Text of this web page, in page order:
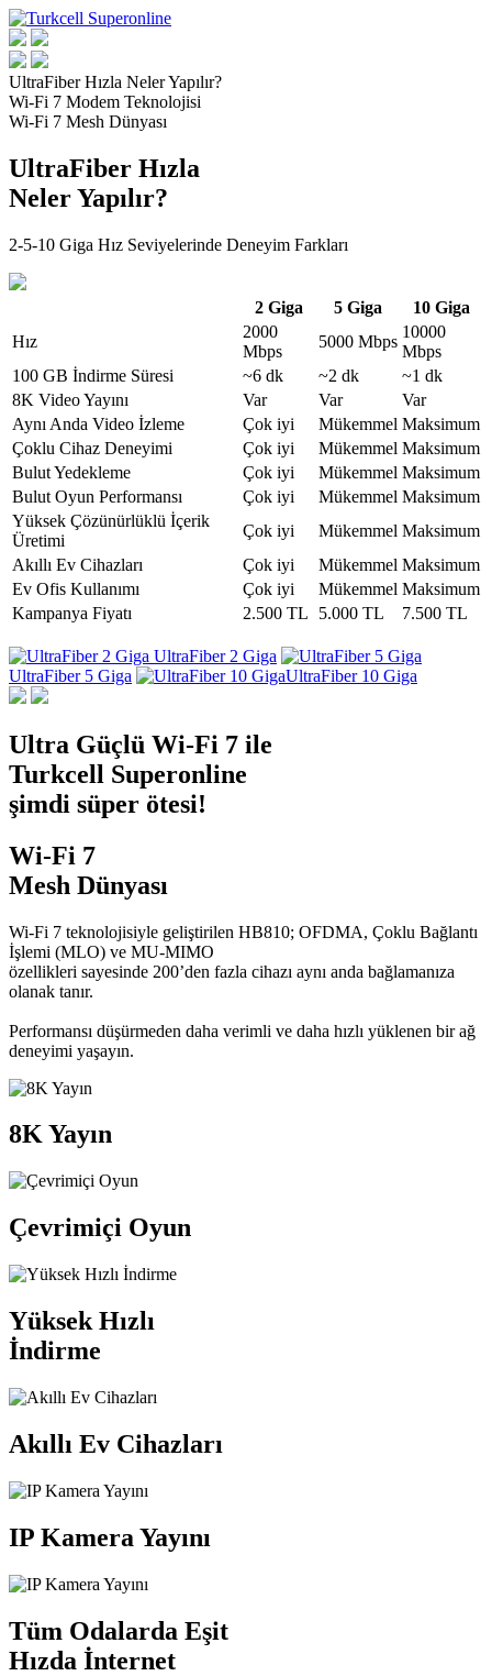
UltraFiber Hızla Neler Yapılır?
Wi-Fi 7 Modem Teknolojisi
Wi-Fi 7 Mesh Dünyası
UltraFiber Hızla
Neler Yapılır?
2-5-10 Giga Hız Seviyelerinde Deneyim Farkları
2 Giga 5 Giga
10 Giga
Hız
2000
Mbps
5000 Mbps
10000
Mbps
100 GB İndirme Süresi
~6 dk ~2 dk
~1 dk
8K Video Yayını
Var Var
Var
Aynı Anda Video İzleme
Çok iyi Mükemmel Maksimum
Çoklu Cihaz Deneyimi
Çok iyi Mükemmel Maksimum
Bulut Yedekleme
Çok iyi Mükemmel Maksimum
Bulut Oyun Performansı
Çok iyi Mükemmel Maksimum
Yüksek Çözünürlüklü İçerik
Üretimi
Çok iyi Mükemmel Maksimum
Akıllı Ev Cihazları
Çok iyi Mükemmel Maksimum
Ev Ofis Kullanımı
Çok iyi Mükemmel Maksimum
Kampanya Fiyatı
2.500 TL 5.000 TL 7.500 TL
UltraFiber 2 Giga
UltraFiber 5 Giga
UltraFiber 10 Giga
Ultra Güçlü Wi-Fi 7 ile
Turkcell Superonline
şimdi süper ötesi!
Wi-Fi 7
Mesh Dünyası
Wi-Fi 7 teknolojisiyle geliştirilen HB810; OFDMA, Çoklu Bağlantı
İşlemi (MLO) ve MU-MIMO
özellikleri sayesinde 200’den fazla cihazı aynı anda bağlamanıza
olanak tanır.
Performansı düşürmeden daha verimli ve daha hızlı yüklenen bir ağ
deneyimi yaşayın.
8K Yayın
Çevrimiçi Oyun
Yüksek Hızlı
İndirme
Akıllı Ev Cihazları
IP Kamera Yayını
Tüm Odalarda Eşit
Hızda İnternet